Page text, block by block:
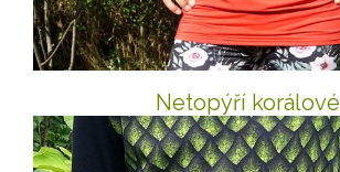
Netopýří korálové